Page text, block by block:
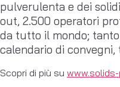
pulverulenta e dei
out, 2.500 operatori
da tutto il mondo;
calendario di
Scopri di più su